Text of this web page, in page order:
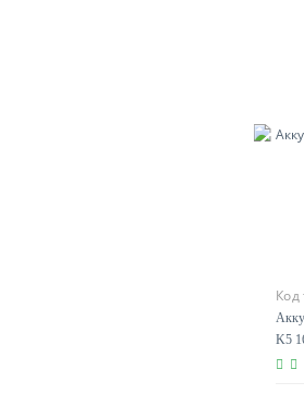
K5